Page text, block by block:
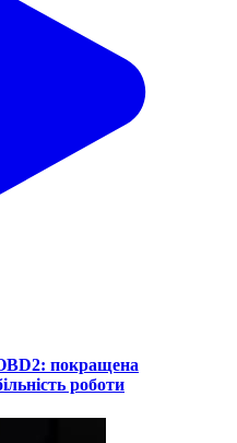
покращена
роботи